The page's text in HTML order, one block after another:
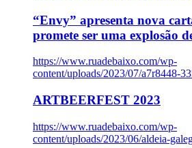
“Envy” apresenta nova
promete ser uma explosão
https://www.ruadebaixo.com/wp-
content/uploads/2023/07/a7r8448-
ARTBEERFEST 2023
https://www.ruadebaixo.com/wp-
content/uploads/2023/06/aldeia-